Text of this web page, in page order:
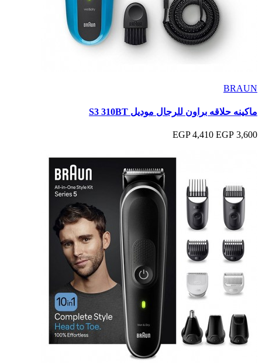
BRAUN
ماكينه حلاقه براون للرجال موديل S3 310BT
3,600 EGP
4,410 EGP